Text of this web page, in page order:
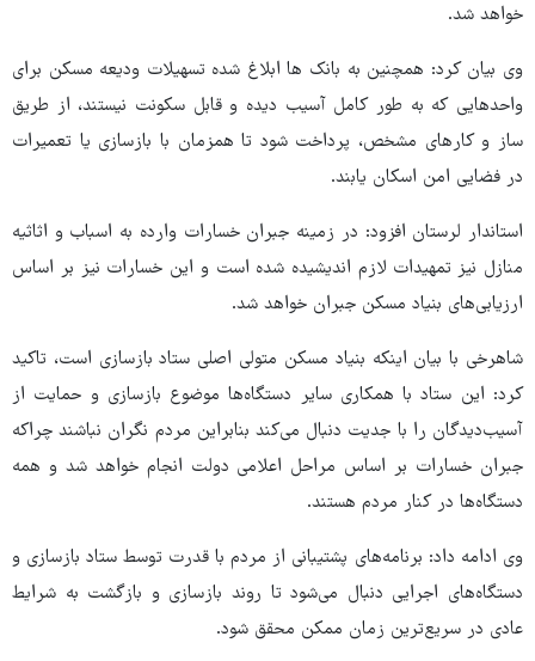
خواهد شد.
وی بیان کرد: همچنین به بانک ها ابلاغ شده تسهیلات ودیعه مسکن برای
واحدهایی که به طور کامل آسیب دیده و قابل سکونت نیستند، از طریق
ساز و کارهای مشخص، پرداخت شود تا همزمان با بازسازی یا تعمیرات
در فضایی امن اسکان یابند.
استاندار لرستان افزود: در زمینه جبران خسارات وارده به اسباب و اثاثیه
منازل نیز تمهیدات لازم اندیشیده شده است و این خسارات نیز بر اساس
ارزیابی‌های بنیاد مسکن جبران خواهد شد.
شاهرخی با بیان اینکه بنیاد مسکن متولی اصلی ستاد بازسازی است، تاکید
کرد: این ستاد با همکاری سایر دستگاه‌ها موضوع بازسازی و حمایت از
آسیب‌دیدگان را با جدیت دنبال می‌کند بنابراین مردم نگران نباشند چراکه
جبران خسارات بر اساس مراحل اعلامی دولت انجام خواهد شد و همه
دستگاه‌ها در کنار مردم هستند.
وی ادامه داد: برنامه‌های پشتیبانی از مردم با قدرت توسط ستاد بازسازی و
دستگاه‌های اجرایی دنبال می‌شود تا روند بازسازی و بازگشت به شرایط
عادی در سریع‌ترین زمان ممکن محقق شود.